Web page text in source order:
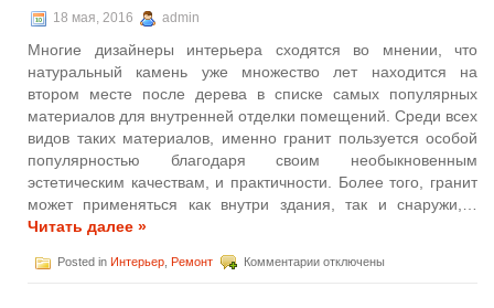
18 мая, 2016 admin
Многие дизайнеры интерьера сходятся во мнении, что
натуральный камень уже множество лет находится на
втором месте после дерева в списке самых популярных
материалов для внутренней отделки помещений. Среди всех
видов таких материалов, именно гранит пользуется особой
популярностью благодаря своим необыкновенным
эстетическим качествам, и практичности. Более того, гранит
может применяться как внутри здания, так и снаружи,…
Читать далее »
Posted in Интерьер Ремонт Комментариикотключены